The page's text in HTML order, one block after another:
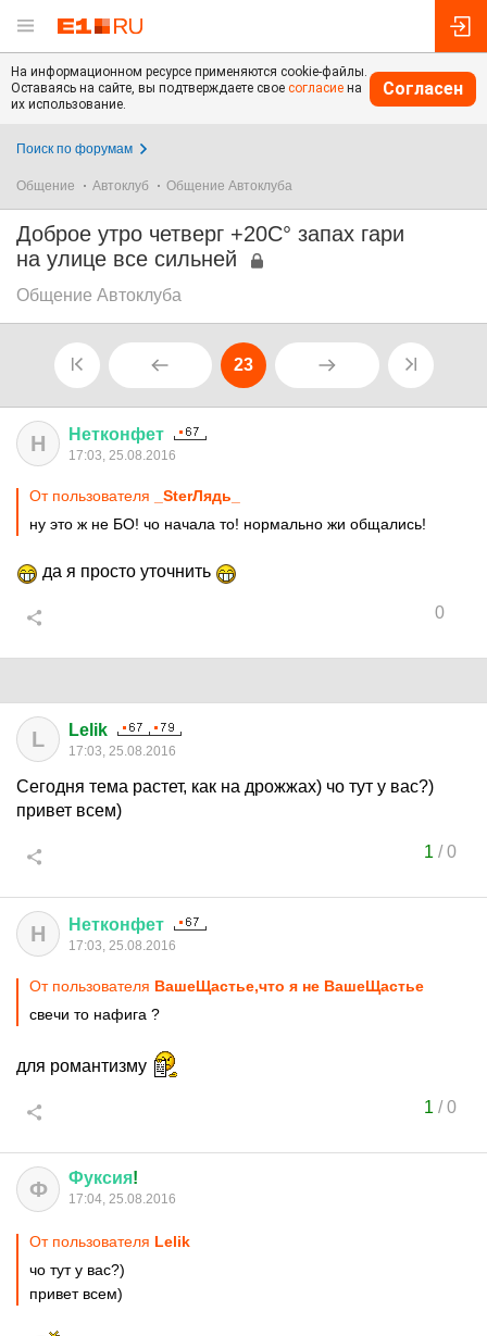
На информационном ресурсе применяются cookie-файлы.
Оставаясь на сайте, вы подтверждаете свое согласие на
их использование.
Согласен
Поиск по форумам
Общение Автоклуб Общение Автоклуба
Доброе утро четверг +20С° запах гари
на улице все сильней
Общение Автоклуба
23
Н Нетконфет
17:03, 25.08.2016
От пользователя
_SterЛядь_
ну это ж не БО! чо начала то! нормально жи общались!
да я просто уточнить
0
L Lelik
17:03, 25.08.2016
Сегодня тема растет, как на дрожжах) чо тут у вас?)
привет всем)
1 /0
Н Нетконфет
17:03, 25.08.2016
От пользователя ВашеЩастье,что я не ВашеЩастье
свечи то нафига ?
для романтизму
1 /0
Ф Фуксия!
17:04, 25.08.2016
От пользователя Lelik
чо тут у вас?)
привет всем)